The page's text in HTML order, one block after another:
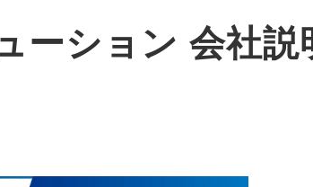
ーション 会社説